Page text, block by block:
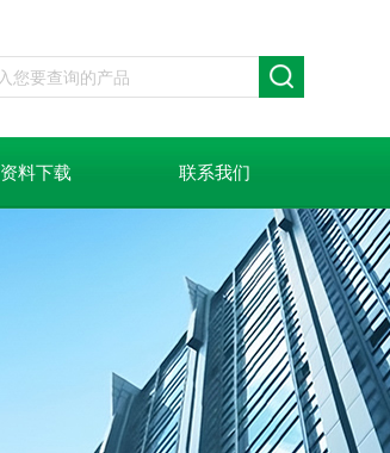
资料下载 联系我们